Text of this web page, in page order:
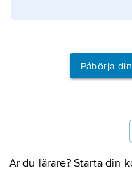
Påbörja
Är du lärare? Starta din